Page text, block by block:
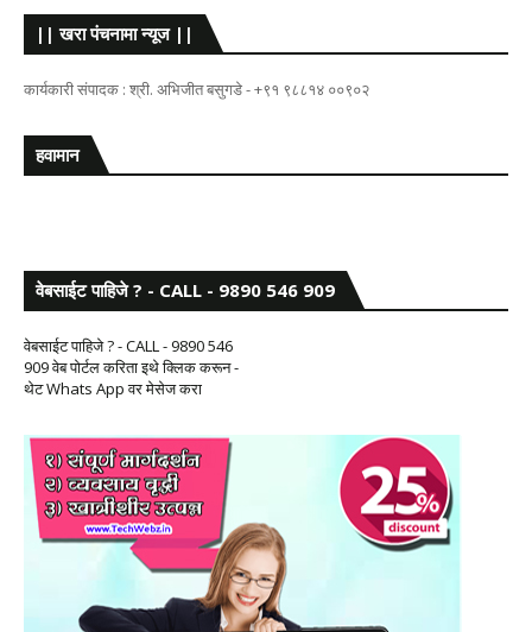
|| खरा पंचनामा न्यूज ||
कार्यकारी संपादक : श्री. अभिजीत बसुगडे - +९१ ९८८१४ ००९०२
हवामान
वेबसाईट पाहिजे ? - CALL - 9890 546 909
वेबसाईट पाहिजे ? - CALL - 9890 546
909 वेब पोर्टल करिता इथे क्लिक करून -
थेट Whats App वर मेसेज करा